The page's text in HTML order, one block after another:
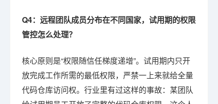
Q4：远程团队成员分布在不同国家，试用期的权限
管控怎么处理？
核心原则是“权限随信任梯度递增”。试用期内只开
放完成工作所需的最低权限，严禁一上来就给全量
代码仓库访问权。行业里有过这样的事故：某团队